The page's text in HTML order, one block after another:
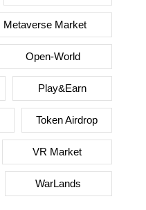
Metaverse Market
Open-World
Play&Earn
Token Airdrop
VR Market
WarLands